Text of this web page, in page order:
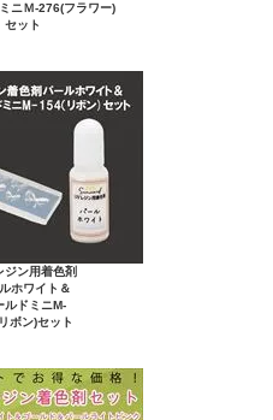
ニＭ-276(フラワー)
セット
ジン用着色剤
ホワイト＆
ルドミニM-
ボン)セット